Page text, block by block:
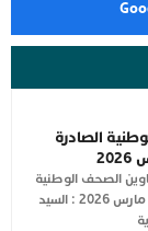
الصادرة
الصحف الوطنية
الصادرة اليوم الإثنين 30 مارس 2026 : السيد